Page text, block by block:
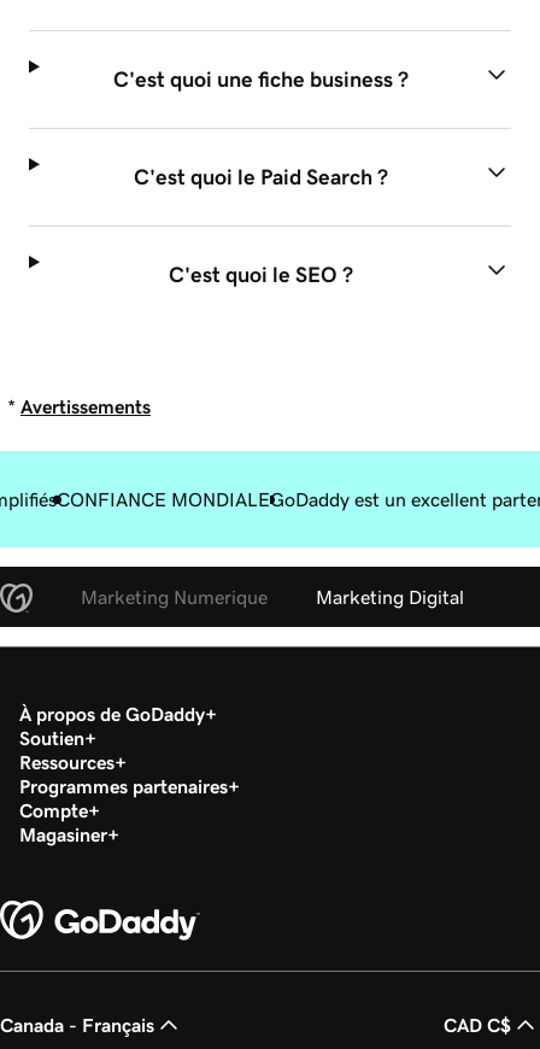
C'est quoi une fiche business ?
C'est quoi le Paid Search ?
C'est quoi le SEO ?
* Avertissements
CONFIANCE MONDIALEGoDaddy est un excellent
Marketing Numerique Marketing Digital
À propos de GoDaddy
Soutien
Ressources
Programmes partenaires
Compte
Magasiner
Canada - Français CAD C$